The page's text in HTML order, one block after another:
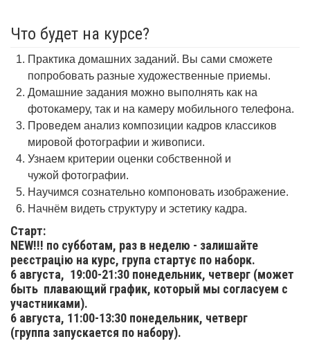
Что будет на курсе?
Практика домашних заданий. Вы сами сможете
попробовать разные художественные приемы.
Домашние задания можно выполнять как на
фотокамеру, так и на камеру мобильного телефона.
Проведем анализ композиции кадров классиков
мировой фотографии и живописи.
Узнаем критерии оценки собственной и
чужой фотографии.
Научимся сознательно компоновать изображение.
Начнём видеть структуру и эстетику кадра.
Старт:
NEW!!! по субботам, раз в неделю - залишайте
реєстрацію на курс, група стартує по наборк.
6 августа, 19:00-21:30 понедельник, четверг (может
быть плавающий график, который мы согласуем с
участниками).
6 августа, 11:00-13:30 понедельник, четверг
(группа запускается по набору).